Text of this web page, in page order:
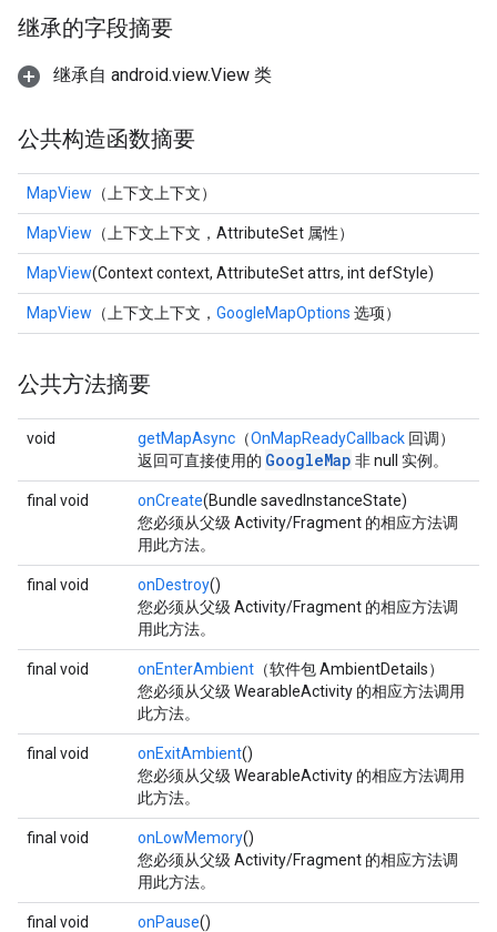
继承的字段摘要
继承自 android.view.View 类
公共构造函数摘要
MapView （上下文上下文）
MapView （上下文上下文，AttributeSet 属性）
MapView(Context context, AttributeSet attrs, int defStyle)
MapView （上下文上下文， GoogleMapOptions 选项）
公共方法摘要
void getMapAsync （OnMapReadyCallback 回调）
返回可直接使用的 GoogleMap 非 null 实例。
final void onCreate(Bundle savedInstanceState)
您必须从父级 Activity/Fragment 的相应方法调
用此方法。
final void onDestroy()
您必须从父级 Activity/Fragment 的相应方法调
用此方法。
final void onEnterAmbient （软件包 AmbientDetails）
您必须从父级 WearableActivity 的相应方法调用
此方法。
final void onExitAmbient()
您必须从父级 WearableActivity 的相应方法调用
此方法。
final void onLowMemory()
您必须从父级 Activity/Fragment 的相应方法调
用此方法。
final void onPause()